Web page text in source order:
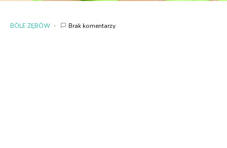
BÓLE ZĘBÓW Brak komentarzy